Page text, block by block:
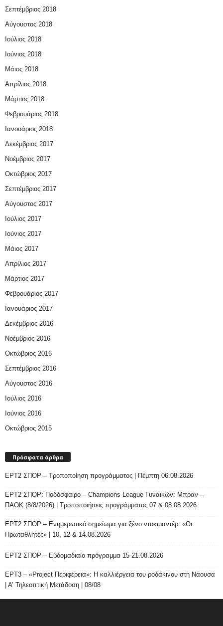
Σεπτέμβριος 2018
Αύγουστος 2018
Ιούλιος 2018
Ιούνιος 2018
Μάιος 2018
Απρίλιος 2018
Μάρτιος 2018
Φεβρουάριος 2018
Ιανουάριος 2018
Δεκέμβριος 2017
Νοέμβριος 2017
Οκτώβριος 2017
Σεπτέμβριος 2017
Αύγουστος 2017
Ιούλιος 2017
Ιούνιος 2017
Μάιος 2017
Απρίλιος 2017
Μάρτιος 2017
Φεβρουάριος 2017
Ιανουάριος 2017
Δεκέμβριος 2016
Νοέμβριος 2016
Οκτώβριος 2016
Σεπτέμβριος 2016
Αύγουστος 2016
Ιούλιος 2016
Ιούνιος 2016
Οκτώβριος 2015
Πρόσφατα άρθρα
ΕΡΤ2 ΣΠΟΡ – Τροποποίηση προγράμματος | Πέμπτη 06.08.2026
ΕΡΤ2 ΣΠΟΡ: Ποδόσφαιρο – Champions League Γυναικών: Μπραν –
ΠΑΟΚ (8/8/2026) | Τροποποιήσεις προγράμματος 07 & 08.08.2026
ΕΡΤ2 ΣΠΟΡ – Ενημερωτικό σημείωμα για ξένο ντοκιμαντέρ: «Οι
Πρωταθλητές» | 10, 12 & 14.08.2026
ΕΡΤ2 ΣΠΟΡ – Εβδομαδιαίο πρόγραμμα 15-21.08.2026
ΕΡΤ3 – «Project Περιφέρεια»: Η καλλιέργεια του ροδάκινου στη Νάουσα
| Α’ Τηλεοπτική Μετάδοση | 08/08